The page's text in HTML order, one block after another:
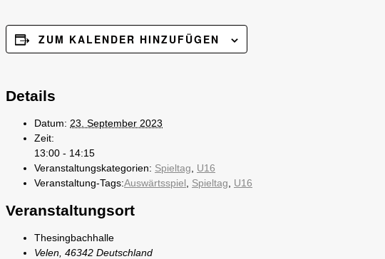
ZUM KALENDER HINZUFÜGEN
Details
Datum: 23. September 2023
Zeit:
13:00 - 14:15
Veranstaltungskategorien: Spieltag
U16
Veranstaltung-Tags:Auswärtsspiel Spieltag U16
Veranstaltungsort
Thesingbachhalle
Velen 46342 Deutschland